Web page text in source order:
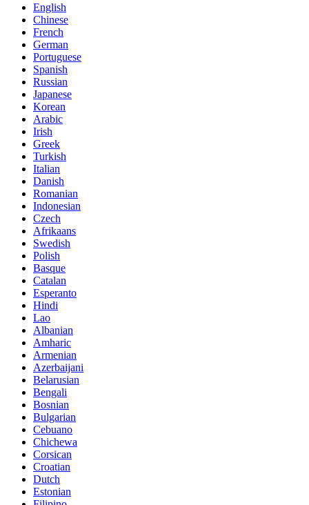
English
Chinese
French
German
Portuguese
Spanish
Russian
Japanese
Korean
Arabic
Irish
Greek
Turkish
Italian
Danish
Romanian
Indonesian
Czech
Afrikaans
Swedish
Polish
Basque
Catalan
Esperanto
Hindi
Lao
Albanian
Amharic
Armenian
Azerbaijani
Belarusian
Bengali
Bosnian
Bulgarian
Cebuano
Chichewa
Corsican
Croatian
Dutch
Estonian